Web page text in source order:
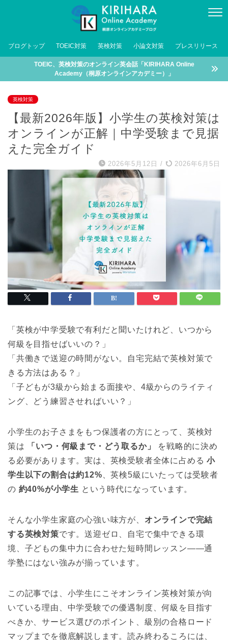
ブログトップ TOEIC対策 英検対策 小論文対策 プレスリリース
TOEIC、英検対策のオンライン英会話「KIRIHARA Online
Academy（桐原オンラインアカデミー）」
英検対策
【最新2026年版】小学生の英検対策は
オンラインが正解｜中学受験まで見据
えた完全ガイド
2026年5月12日 / 2026年6月5日
「英検が中学受験で有利だと聞いたけれど、いつから
何級を目指せばいいの？」
「共働きで送迎の時間がない。自宅完結で英検対策で
きる方法はある？」
「子どもが3級から始まる面接や、4級からのライティ
ング、どう練習させればいい？」
小学生のお子さまをもつ保護者の方にとって、英検対
策は
「いつ・何級まで・どう取るか」
を戦略的に決め
る必要があります。実は、英検受験者全体に占める小
学生以下の割合は約12% 、英検5級にいたっては受験者
の 約40%が小学生 という時代になっています。
そんな小学生家庭の心強い味方が、 オンラインで完結
する英検対策です。送迎ゼロ、自宅で集中できる環
境、子どもの集中力に合わせた短時間レッスン——通
学塾にはない強みが揃っています。
この記事では、小学生にこそオンライン英検対策が向
いている理由、中学受験での優遇制度、何級を目指す
べきか、サービス選びのポイント、級別の合格ロード
マップまでを徹底解説します。読み終わるころには、